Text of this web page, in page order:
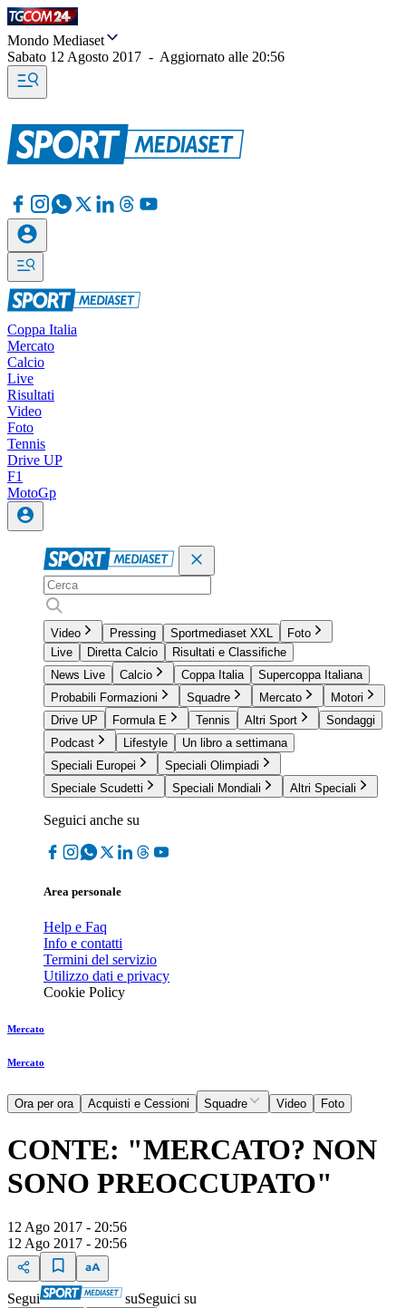
Mondo Mediaset
Sabato 12 Agosto 2017 - Aggiornato alle 20:56
Coppa Italia
Mercato
Calcio
Live
Risultati
Video
Foto
Tennis
Drive UP
F1
MotoGp
Video Pressing Sportmediaset XXL
Foto
Live
Diretta Calcio
Risultati e Classifiche
News Live
Calcio Coppa Italia
Supercoppa Italiana
Probabili Formazioni
Squadre Mercato
Motori
Drive UP
Formula E Tennis Altri Sport
Sondaggi
Podcast
Lifestyle
Un libro a settimana
Speciali Europei
Speciali Olimpiadi
Speciale Scudetti
Speciali Mondiali Altri Speciali
Seguici anche su
Area personale
Help e Faq
Info e contatti
Termini del servizio
Utilizzo dati e privacy
Cookie Policy
Mercato
Mercato
Ora per ora Acquisti e Cessioni Squadre Video Foto
CONTE: "MERCATO? NON
SONO PREOCCUPATO"
12 Ago 2017 - 20:56
12 Ago 2017 - 20:56
Segui suSeguici su